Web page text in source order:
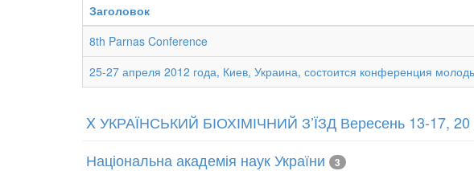
Заголовок
8th Parnas Conference
25-27 апреля 2012 года, Киев, Украина, состоится конференция
X УКРАЇНСЬКИЙ БІОХІМІЧНИЙ З’ЇЗД Вересень 13-17, 20
Національна академія наук України 3